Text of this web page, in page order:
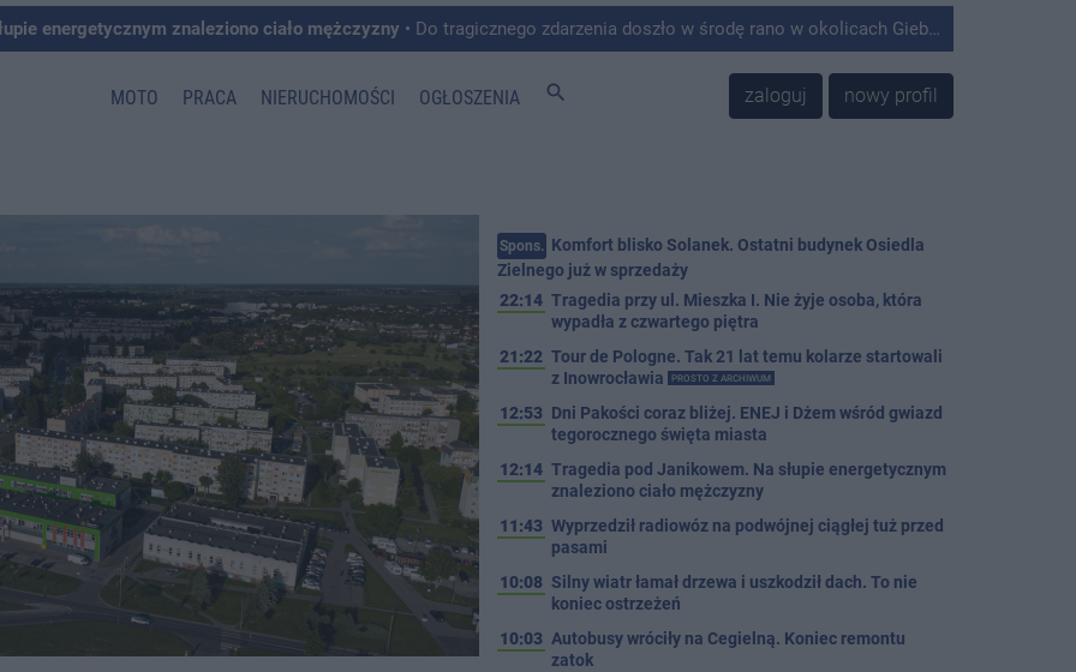
energetycznym znaleziono ciało mężczyzny • Do tragicznego zdarzenia doszło w środę rano w okolicach Giebni koło Janikowa. Wówczas na słupie energetycznym odnaleziono ciało mężczyzny.
MOTO PRACA NIERUCHOMOŚCI OGŁOSZENIA search zaloguj nowy profil
Spons. Komfort blisko Solanek. Ostatni budynek Osiedla
Zielnego już w sprzedaży
22:14 Tragedia przy ul. Mieszka I. Nie żyje osoba, która
wypadła z czwartego piętra
21:22 Tour de Pologne. Tak 21 lat temu kolarze startowali
z Inowrocławia
PROSTO Z ARCHIWUM
12:53 Dni Pakości coraz bliżej. ENEJ i Dżem wśród gwiazd
tegorocznego święta miasta
12:14 Tragedia pod Janikowem. Na słupie energetycznym
znaleziono ciało mężczyzny
11:43 Wyprzedził radiowóz na podwójnej ciągłej tuż przed
pasami
10:08 Silny wiatr łamał drzewa i uszkodził dach. To nie
koniec ostrzeżeń
10:03 Autobusy wróciły na Cegielną. Koniec remontu
zatok